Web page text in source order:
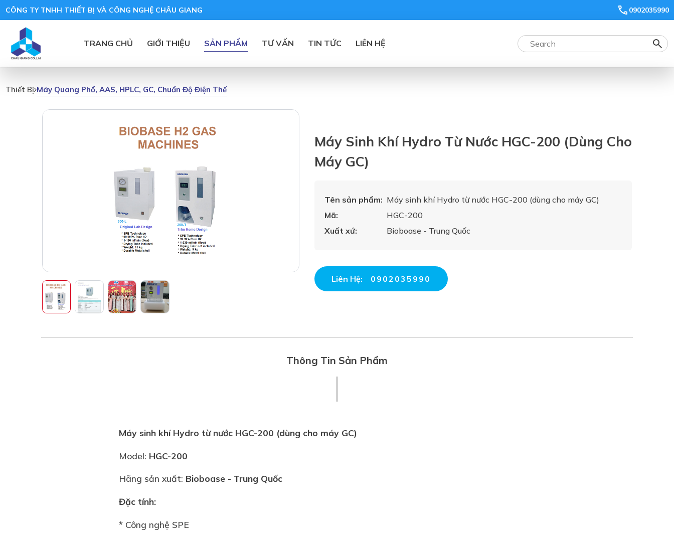
CÔNG TY TNHH THIẾT BỊ VÀ CÔNG NGHỆ CHÂU GIANG 0902035990
TRANG CHỦ GIỚI THIỆU SẢN PHẨM TƯ VẤN TIN TỨC LIÊN HỆ
Thiết Bị Máy Quang Phổ, AAS, HPLC, GC, Chuẩn Độ Điện Thế
Máy Sinh Khí Hydro Từ Nước HGC-200 (dùng Cho
Máy GC)
Tên sản phẩm: Máy sinh khí Hydro từ nước HGC-200 (dùng cho máy GC)
Mã:
HGC-200
Xuất xứ:
Bioboase - Trung Quốc
Liên Hệ: 0902035990
Thông Tin Sản Phẩm
Máy sinh khí Hydro từ nước HGC-200 (dùng cho máy GC)
Model: HGC-200
Hãng sản xuất: Bioboase - Trung Quốc
Đặc tính:
* Công nghệ SPE